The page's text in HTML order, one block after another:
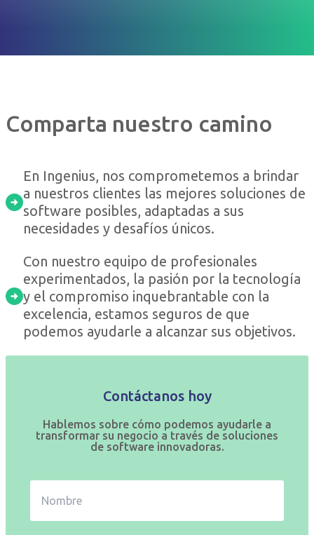
Comparta nuestro camino
En Ingenius, nos comprometemos a brindar
a nuestros clientes las mejores soluciones de
software posibles, adaptadas a sus
necesidades y desafíos únicos.
Con nuestro equipo de profesionales
experimentados, la pasión por la tecnología
y el compromiso inquebrantable con la
excelencia, estamos seguros de que
podemos ayudarle a alcanzar sus objetivos.
Contáctanos hoy
Hablemos sobre cómo podemos ayudarle a
transformar su negocio a través de soluciones
de software innovadoras.